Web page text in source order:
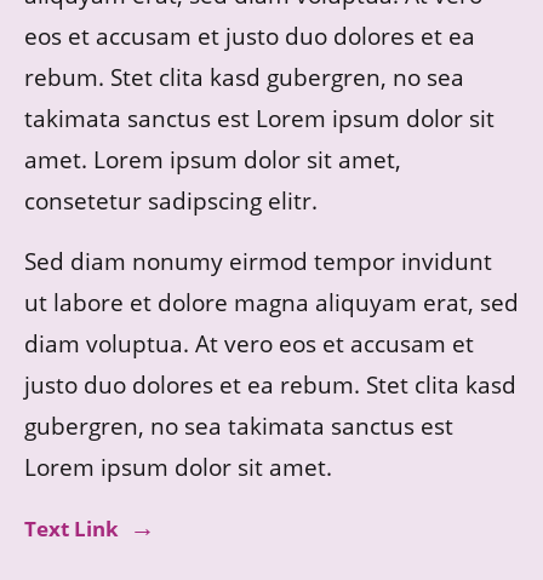
eos et accusam et justo duo dolores et ea
rebum. Stet clita kasd gubergren, no sea
takimata sanctus est Lorem ipsum dolor sit
amet. Lorem ipsum dolor sit amet,
consetetur sadipscing elitr.
Sed diam nonumy eirmod tempor invidunt
ut labore et dolore magna aliquyam erat, sed
diam voluptua. At vero eos et accusam et
justo duo dolores et ea rebum. Stet clita kasd
gubergren, no sea takimata sanctus est
Lorem ipsum dolor sit amet.
Text Link